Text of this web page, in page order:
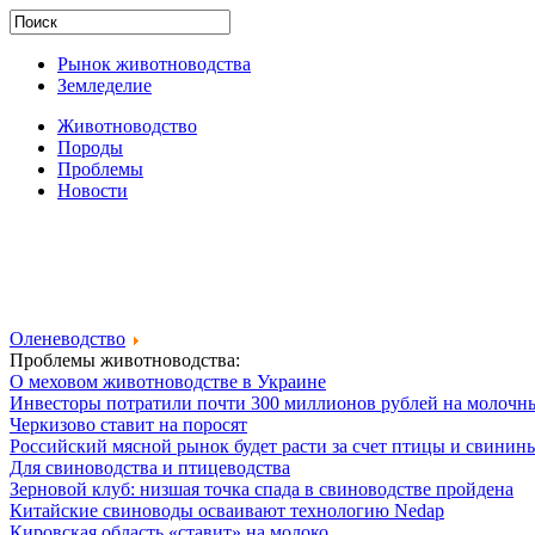
Рынок животноводства
Земледелие
Животноводство
Породы
Проблемы
Новости
Оленеводство
Проблемы животноводства:
О меховом животноводстве в Украине
Инвесторы потратили почти 300 миллионов рублей на
Черкизово ставит на поросят
Российский мясной рынок будет расти за счет птицы и
Для свиноводства и птицеводства
Зерновой клуб: низшая точка спада в свиноводстве пройдена
Китайские свиноводы осваивают технологию Nedap